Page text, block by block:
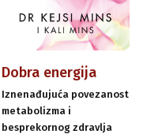
Dobra energija
Iznenađujuća povezanost
metabolizma i
besprekornog zdravlja